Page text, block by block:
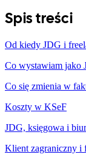
Spis treści
Od kiedy JDG i
Co wystawiam jako
Co się zmienia w
Koszty w KSeF
JDG, księgowa i
Klient zagraniczny i